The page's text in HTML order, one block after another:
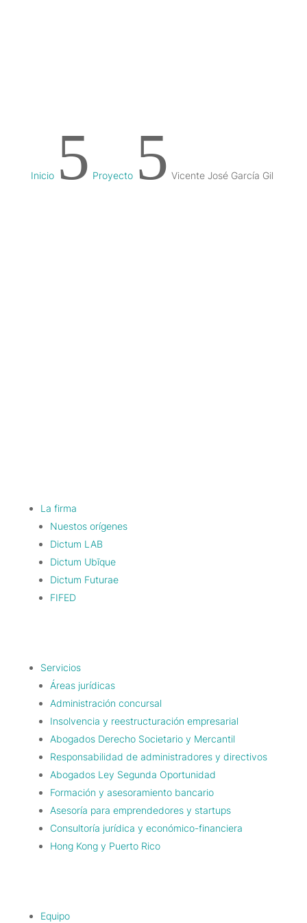
Inicio 5 Proyecto 5 Vicente José García Gil
La firma
Nuestos orígenes
Dictum LAB
Dictum Ubīque
Dictum Futurae
FIFED
Servicios
Áreas jurídicas
Administración concursal
Insolvencia y reestructuración empresarial
Abogados Derecho Societario y Mercantil
Responsabilidad de administradores y directivos
Abogados Ley Segunda Oportunidad
Formación y asesoramiento bancario
Asesoría para emprendedores y startups
Consultoría jurídica y económico-financiera
Hong Kong y Puerto Rico
Equipo